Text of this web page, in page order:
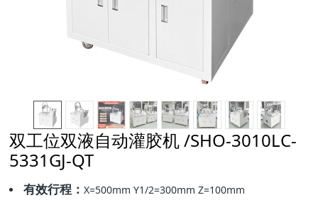
双工位双液自动灌胶机 /SHO-3010LC-
5331GJ-QT
有效行程：X=500mm Y1/2=300mm Z=100mm